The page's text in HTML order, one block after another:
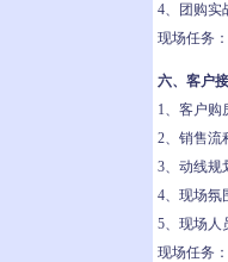
4、团购实
现场任务
六、客户
1、客户购
2、销售流
3、动线规
4、现场氛
5、现场人
现场任务：